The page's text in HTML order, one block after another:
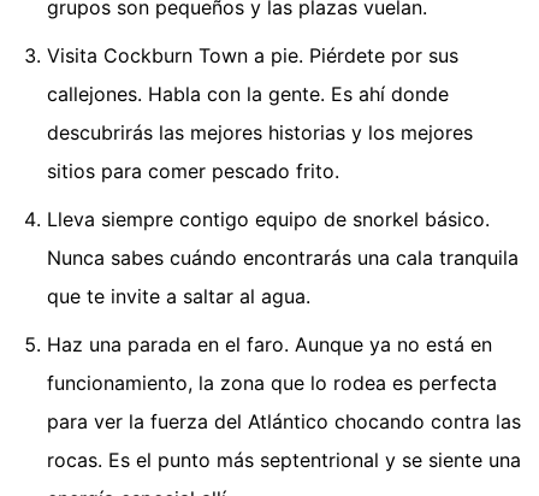
grupos son pequeños y las plazas vuelan.
Visita Cockburn Town a pie. Piérdete por sus
callejones. Habla con la gente. Es ahí donde
descubrirás las mejores historias y los mejores
sitios para comer pescado frito.
Lleva siempre contigo equipo de snorkel básico.
Nunca sabes cuándo encontrarás una cala tranquila
que te invite a saltar al agua.
Haz una parada en el faro. Aunque ya no está en
funcionamiento, la zona que lo rodea es perfecta
para ver la fuerza del Atlántico chocando contra las
rocas. Es el punto más septentrional y se siente una